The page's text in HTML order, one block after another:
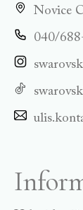
Novice
040/